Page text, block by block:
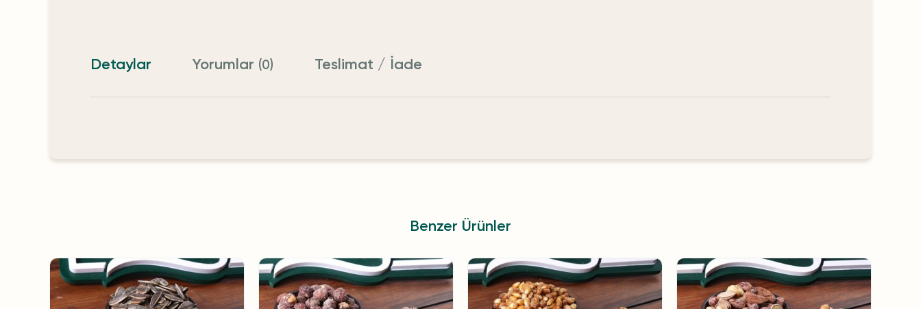
Detaylar Yorumlar (0) Teslimat / İade
Benzer Ürünler